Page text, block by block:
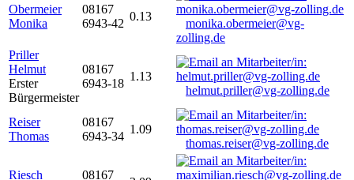
Obermeier
Monika
08167
6943-42
0.13
monika.obermeier@vg-
zolling.de
Priller
Helmut
Erster
Bürgermeister
08167
6943-18
1.13
helmut.priller@vg-zolling.de
Reiser
Thomas
08167
6943-34
1.09
thomas.reiser@vg-zolling.de
Riesch
08167